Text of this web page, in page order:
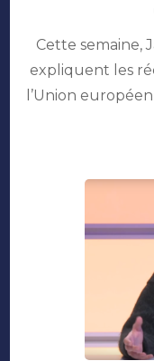
Cette semaine,
expliquent les
l’Union